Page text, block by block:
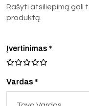
Rašyti atsiliepimą gali
produktą.
Vardas *
Įvertinimas*